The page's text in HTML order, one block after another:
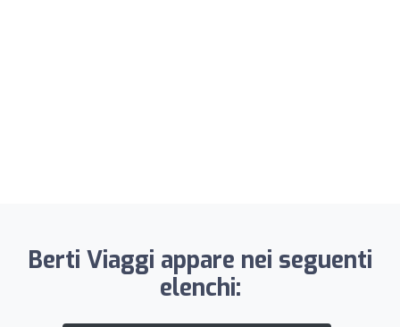
Berti Viaggi appare nei seguenti
elenchi: